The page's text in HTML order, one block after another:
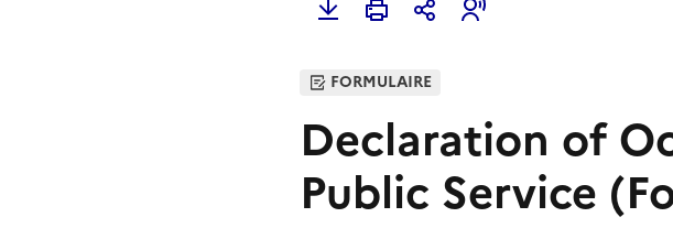
FORMULAIRE
Declaration of
Public Service